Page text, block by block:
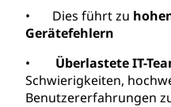
• Dies führt zu
Gerätefehlern
• Überlastete IT-
Schwierigkeiten,
Benutzererfahrungen